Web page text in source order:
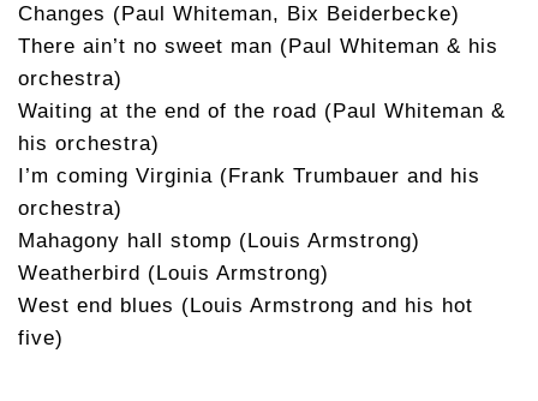
Changes (Paul Whiteman, Bix Beiderbecke)
There ain’t no sweet man (Paul Whiteman & his
orchestra)
Waiting at the end of the road (Paul Whiteman &
his orchestra)
I’m coming Virginia (Frank Trumbauer and his
orchestra)
Mahagony hall stomp (Louis Armstrong)
Weatherbird (Louis Armstrong)
West end blues (Louis Armstrong and his hot
five)